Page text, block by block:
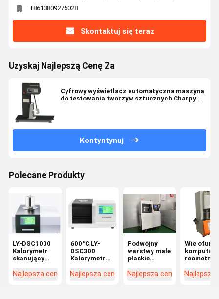
+8613809275028
Skontaktuj się teraz
Uzyskaj Najlepszą Cenę Za
Cyfrowy wyświetlacz automatyczna maszyna
do testowania tworzyw sztucznych Charpy
Kontyntynuj
Polecane Produkty
LY-DSC1000
Kalorymetr
skanujący
Temperatura
Najlepsza cena
600°C LY-
DSC300
Kalorymetr
różnicę DSC
Najlepsza cena
Podwójny
warstwy małe
płaskie
Hot Press
Najlepsza cena
reometr
Liyi
Najlepsza